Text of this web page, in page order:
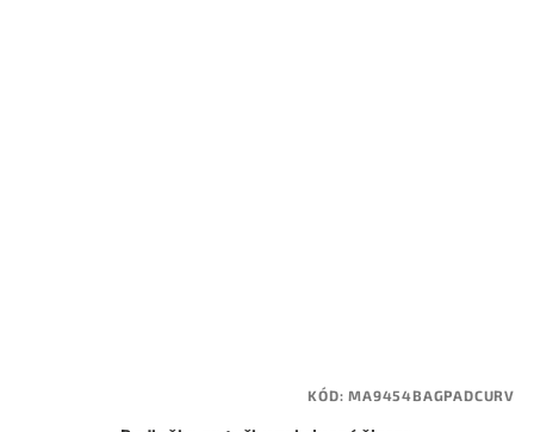
KÓD:MA9454BAGPADCURV